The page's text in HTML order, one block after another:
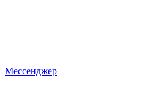
Мессенджер